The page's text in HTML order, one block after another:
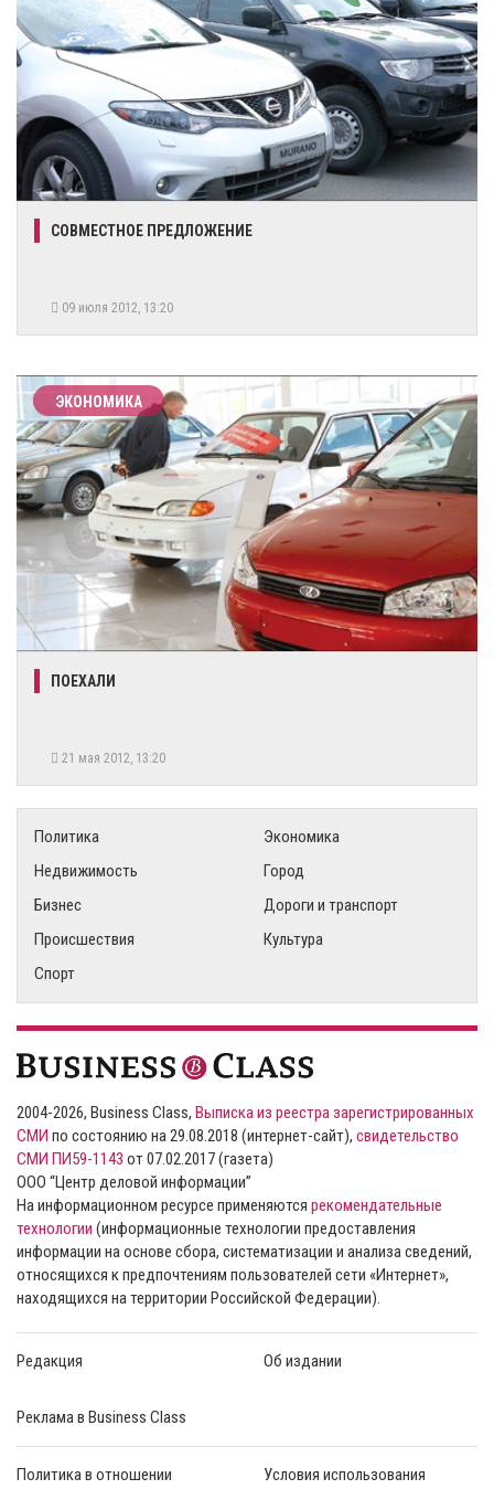
СОВМЕСТНОЕ ПРЕДЛОЖЕНИЕ
09 июля 2012, 13:20
ЭКОНОМИКА
ПОЕХАЛИ
21 мая 2012, 13:20
Политика
Экономика
Недвижимость
Город
Бизнес
Дороги и транспорт
Происшествия
Культура
Спорт
2004-2026, Business Class, Выписка из реестра зарегистрированных
СМИ по состоянию на 29.08.2018 (интернет-сайт), свидетельство
СМИ ПИ59-1143 от 07.02.2017 (газета)
ООО “Центр деловой информации”
На информационном ресурсе применяются рекомендательные
технологии (информационные технологии предоставления
информации на основе сбора, систематизации и анализа сведений,
относящихся к предпочтениям пользователей сети «Интернет»,
находящихся на территории Российской Федерации).
Редакция Об издании
Реклама в Business Class
Политика в отношении
Условия использования